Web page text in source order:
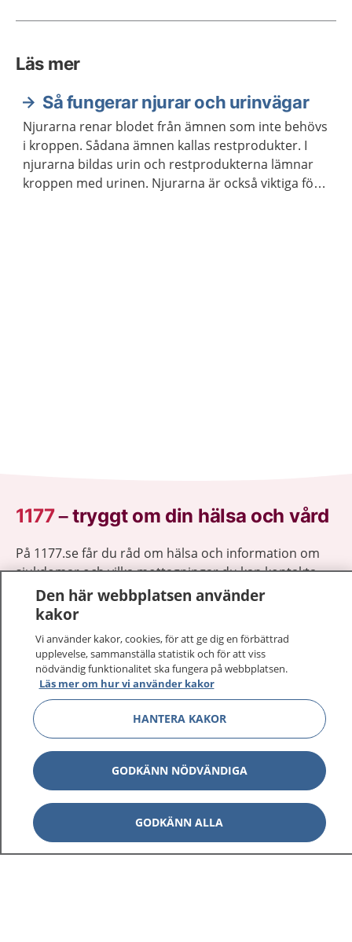
Läs mer
Så fungerar njurar och urinvägar
Njurarna renar blodet från ämnen som inte behövs
i kroppen. Sådana ämnen kallas restprodukter. I
njurarna bildas urin och restprodukterna lämnar
kroppen med urinen. Njurarna är också viktiga för
1177–tryggt om din hälsa och vård
På 1177.se får du råd om hälsa och information om
sjukdomar och vilka mottagningar du kan kontakta.
Logga in för att läsa din journal och göra dina
vårdärenden. Ring telefonnummer 1177 för
1177 ger dig råd när du vill må bättre.
1177 på flera språk
Om 1177 Visa
Kontakt Visa
Den här webbplatsen använder
kakor
Vi använder kakor, cookies, för att ge dig en förbättrad
upplevelse, sammanställa statistik och för att viss
nödvändig funktionalitet ska fungera på webbplatsen.
Läs mer om hur vi använder kakor
HANTERA KAKOR
GODKÄNN NÖDVÄNDIGA
GODKÄNN ALLA